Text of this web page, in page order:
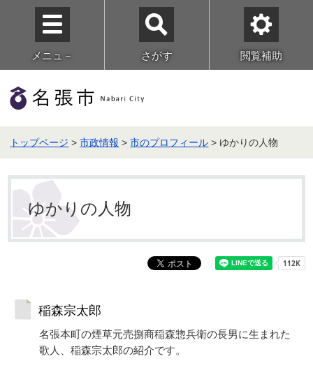
メニュ－ さがす 閲覧補助
トップページ >市政情報 >市のプロフィール > ゆかりの人物
ゆかりの人物
稲森宗太郎
名張本町の煙草元売捌商稲森惣兵衛の長男に生まれた
歌人、稲森宗太郎の紹介です。